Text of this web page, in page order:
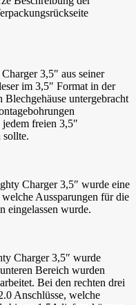
3,5″ aus seiner
im 3,5″ Format in der
untergebracht
freien 3,5″
sollte.
Charger 3,5″ wurde eine
Aussparungen für die
eingelassen wurde.
Charger 3,5″ wurde
Bereich wurden
Bei den rechten drei
Anschlüsse, welche